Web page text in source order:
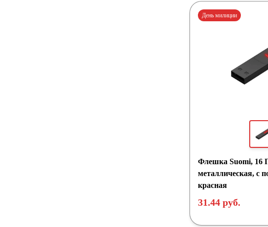
День милиции
Флешка Suomi, 16
металлическая, с
красная
31.44 руб.